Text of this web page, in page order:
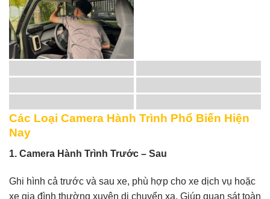
Các Loại Camera Hành Trình Phổ Biến Hiện
Nay
1. Camera Hành Trình Trước – Sau
Ghi hình cả trước và sau xe, phù hợp cho xe dịch vụ hoặc
xe gia đình thường xuyên di chuyển xa. Giúp quan sát toàn